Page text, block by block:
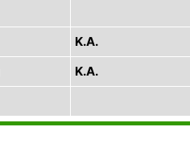
K.A.
K.A.